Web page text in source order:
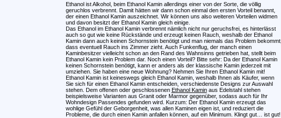
Ethanol ist Alkohol, beim Ethanol Kamin allerdings einer von der Sorte, die völlig
geruchlos verbrennt. Damit hätten wir dann schon einmal den ersten Vorteil benannt,
der einen Ethanol Kamin auszeichnet. Wir können uns also weiteren Vorteilen widmen
und davon besitzt der Ethanol Kamin gleich einige.
Das Ethanol im Ethanol Kamin verbrennt nämlich nicht nur geruchsfrei, es hinterlässt
auch so gut wie keine Rückstände und erzeugt keinen Rauch, weshalb der Ethanol
Kamin dann auch keinen Schornstein benötigt und man niemals das Problem bekommt,
dass eventuell Rauch ins Zimmer zieht. Auch Funkenflug, der manch einen
Kaminbesitzer vielleicht schon an den Rand des Wahnsinns getrieben hat, stellt beim
Ethanol Kamin kein Problem dar. Noch einen Vorteil? Bitte sehr: Da der Ethanol Kamin
keinen Schornstein benötigt, kann er anders als der klassische Kamin jederzeit mit
umziehen. Sie haben eine neue Wohnung? Nehmen Sie Ihren Ethanol Kamin mit!
Ethanol Kamin ist keineswegs gleich Ethanol Kamin, weshalb Ihnen als Käufer, wenn
Sie sich für einen Ethanol Kamin entscheiden, verschiedenste Designs zur Auswahl
stehen. Dem offenen oder geschlossenen Ethanol Kaminaus Edelstahl stehen
beispielsweise Varianten aus Granit oder Marmor gegenüber, sodass auch für Ihr
Wohndesign Passendes gefunden wird. Kurzum: Der Ethanol Kamin erzeugt das
wohlige Gefühl der Geborgenheit, was allen Kaminen eigen ist, und reduziert die
Probleme, die durch einen Kamin anfallen können, auf ein Minimum. Klingt gut… ist gut!